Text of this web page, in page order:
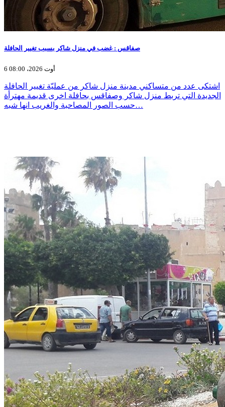
صفاقس : غضب في منزل شاكر بسبب تغيير الحافلة
6 أوت 2026، 08:00
اشتكى عدد من متساكني مدينة منزل شاكر من عمليّة تغيير الحافلة
الجديدة التي تربط منزل شاكر وصفاقس بحافلة اخرى قديمة مهترأة
حسب الصور المصاحبة والغريب انها شبه…